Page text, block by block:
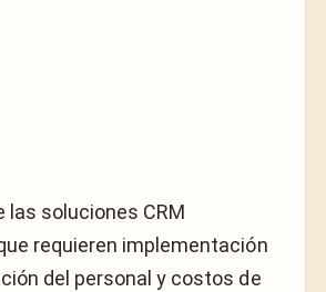
las soluciones CRM
requieren implementación
del personal y costos de